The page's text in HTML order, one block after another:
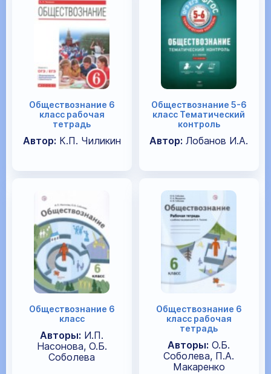
Обществознание 6
класс рабочая
тетрадь
Автор: К.П. Чиликин
Обществознание 5-6
класс Тематический
контроль
Автор: Лобанов И.А.
Обществознание 6
класс
Авторы: И.П.
Насонова, О.Б.
Соболева
Обществознание 6
класс рабочая
тетрадь
Авторы: О.Б.
Соболева, П.А.
Макаренко